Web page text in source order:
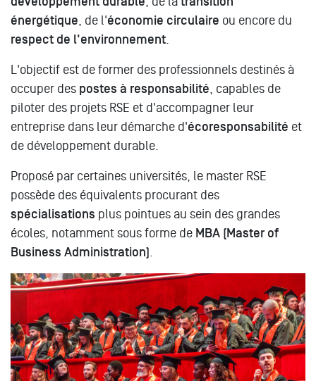
énergétique , de l'économie circulaire ou encore du
respect de l'environnement
L'objectif est de former des professionnels destinés à
occuper des postes à responsabilité , capables de
piloter des projets RSE et d'accompagner leur
entreprise dans leur démarche d'écoresponsabilité et
de développement durable.
Proposé par certaines universités, le master RSE
possède des équivalents procurant des
spécialisations plus pointues au sein des grandes
écoles, notamment sous forme de MBA (Master of
Business Administration)